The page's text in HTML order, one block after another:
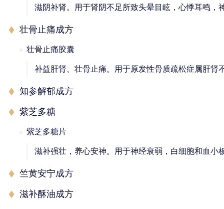
滋阴补肾。用于肾阴不足所致头晕目眩，心悸耳鸣，
壮骨止痛成方
壮骨止痛胶囊
补益肝肾、壮骨止痛。用于原发性骨质疏松症属肝
知参解郁成方
紫芝多糖
紫芝多糖片
滋补强壮，养心安神。用于神经衰弱，白细胞和血
竺黄安宁成方
滋补酥油成方